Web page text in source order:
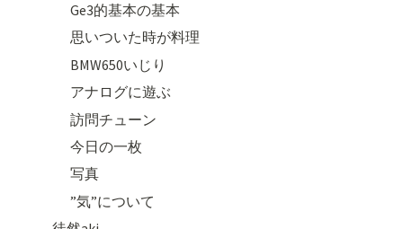
Ge3的基本の基本
思いついた時が料理
BMW650いじり
アナログに遊ぶ
訪問チューン
今日の一枚
写真
”気”について